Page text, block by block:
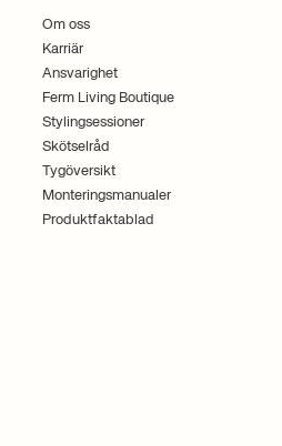
Om oss
Karriär
Ansvarighet
Ferm Living Boutique
Stylingsessioner
Skötselråd
Tygöversikt
Monteringsmanualer
Produktfaktablad